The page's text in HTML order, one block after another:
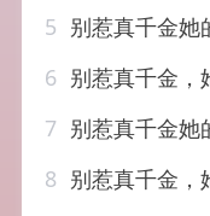
5 别惹真千金她的
6 别惹真千金，她
7 别惹真千金她的
8 别惹真千金，她的